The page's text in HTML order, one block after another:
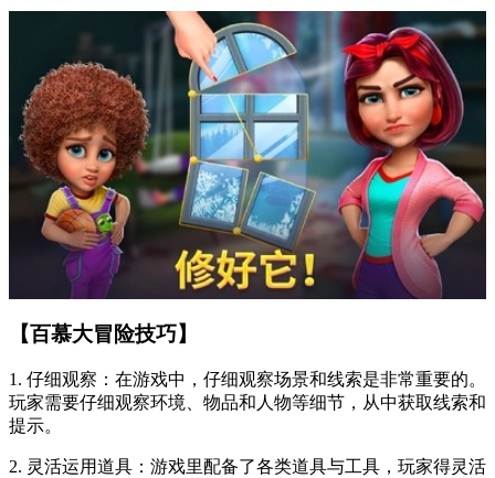
【百慕大冒险技巧】
1. 仔细观察：在游戏中，仔细观察场景和线索是非常重要的。
玩家需要仔细观察环境、物品和人物等细节，从中获取线索和
提示。
2. 灵活运用道具：游戏里配备了各类道具与工具，玩家得灵活